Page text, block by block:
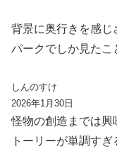
背景に奥行きを感じ
パークでしか見たこ
しんのすけ
2026年1月30日
怪物の創造までは興
トーリーが単調す